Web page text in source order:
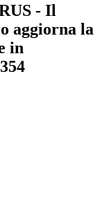
- Il
aggiorna la
in